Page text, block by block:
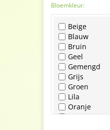
December
Bloemkleur:
Beige
Blauw
Bruin
Geel
Gemengd
Grijs
Groen
Lila
Oranje
Paars